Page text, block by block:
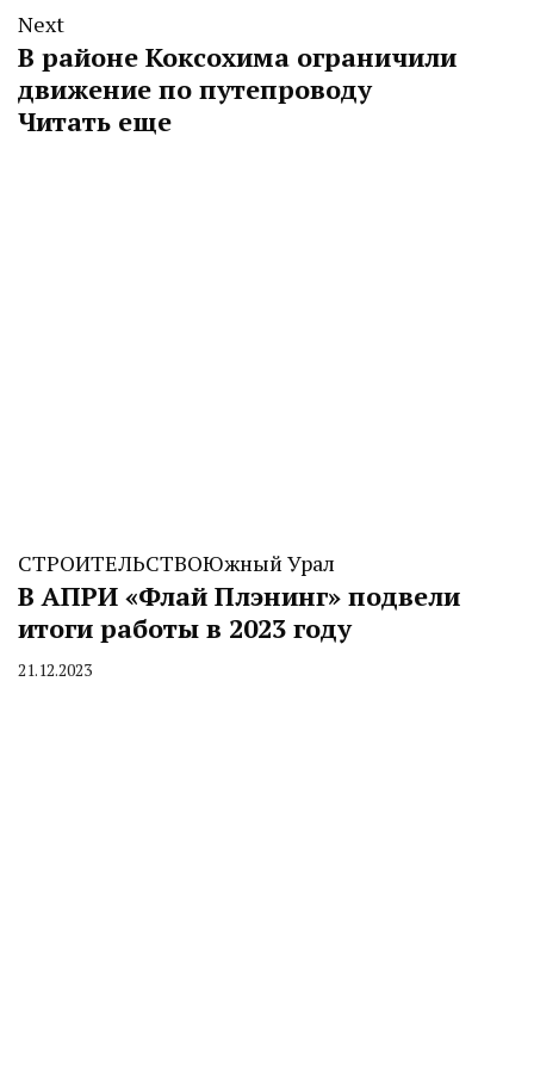
Next
В районе Коксохима ограничили
движение по путепроводу
Читать еще
СТРОИТЕЛЬСТВОЮжный Урал
В АПРИ «Флай Плэнинг» подвели
итоги работы в 2023 году
By
21.12.2023